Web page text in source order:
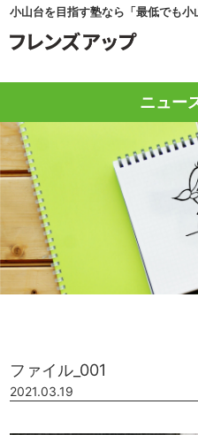
小山台を目指す塾なら「最低でも
ニュー
ファイル_001
2021.03.19